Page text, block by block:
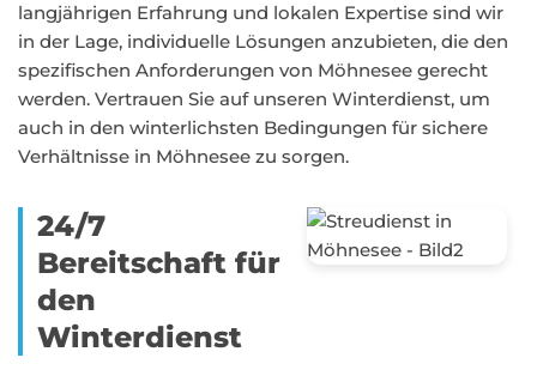
langjährigen Erfahrung und lokalen Expertise sind wir
in der Lage, individuelle Lösungen anzubieten, die den
spezifischen Anforderungen von Möhnesee gerecht
werden. Vertrauen Sie auf unseren Winterdienst, um
auch in den winterlichsten Bedingungen für sichere
Verhältnisse in Möhnesee zu sorgen.
24/7
Bereitschaft für
den
Winterdienst